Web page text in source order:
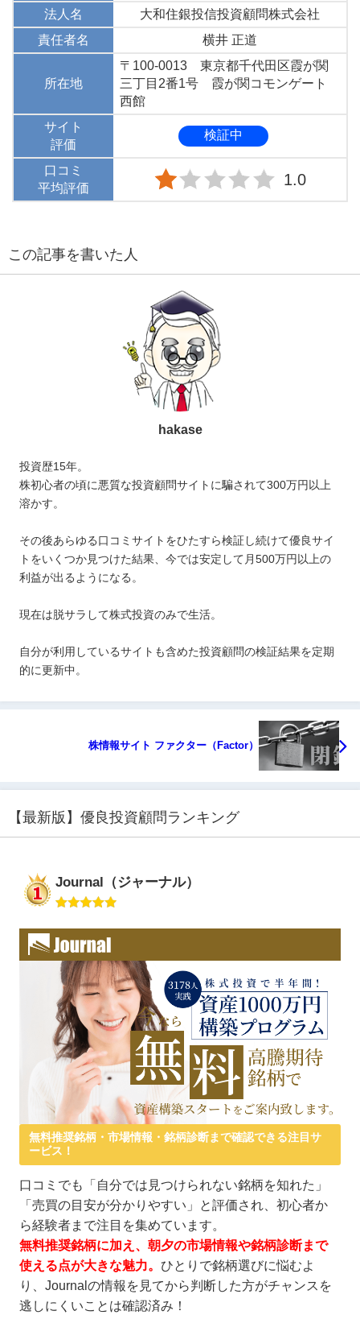
法人名
大和住銀投信投資顧問株式会社
責任者名
横井 正道
所在地
〒100-0013 東京都千代田区霞が関
三丁目2番1号 霞が関コモンゲート
西館
サイト
評価
検証中
口コミ
平均評価
1.0
この記事を書いた人
hakase
投資歴15年。
株初心者の頃に悪質な投資顧問サイトに騙されて300万円以上
溶かす。
その後あらゆる口コミサイトをひたすら検証し続けて優良サイ
トをいくつか見つけた結果、今では安定して月500万円以上の
利益が出るようになる。
現在は脱サラして株式投資のみで生活。
自分が利用しているサイトも含めた投資顧問の検証結果を定期
的に更新中。
株情報サイト ファクター（Factor）
【最新版】優良投資顧問ランキング
Journal（ジャーナル）
無料推奨銘柄・市場情報・銘柄診断まで確認できる注目サ
ービス！
口コミでも「自分では見つけられない銘柄を知れた」
「売買の目安が分かりやすい」と評価され、初心者か
ら経験者まで注目を集めています。
無料推奨銘柄に加え、朝夕の市場情報や銘柄診断まで
使える点が大きな魅力。 ひとりで銘柄選びに悩むよ
り、Journalの情報を見てから判断した方がチャンスを
逃しにくいことは確認済み！